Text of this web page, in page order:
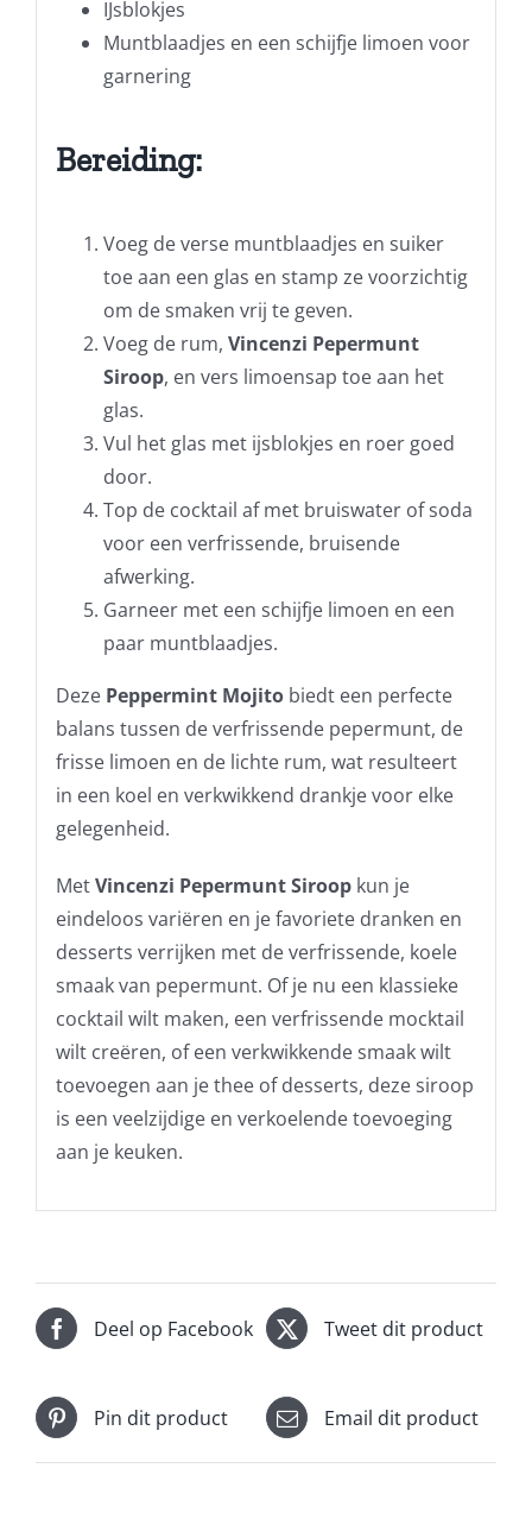
IJsblokjes
Muntblaadjes en een schijfje limoen voor
garnering
Bereiding:
Voeg de verse muntblaadjes en suiker
toe aan een glas en stamp ze voorzichtig
om de smaken vrij te geven.
Voeg de rum, Vincenzi Pepermunt
Siroop, en vers limoensap toe aan het
glas.
Vul het glas met ijsblokjes en roer goed
door.
Top de cocktail af met bruiswater of soda
voor een verfrissende, bruisende
afwerking.
Garneer met een schijfje limoen en een
paar muntblaadjes.
Deze Peppermint Mojitobiedt een perfecte
balans tussen de verfrissende pepermunt, de
frisse limoen en de lichte rum, wat resulteert
in een koel en verkwikkend drankje voor elke
gelegenheid.
MetVincenzi Pepermunt Siroopkun je
eindeloos variëren en je favoriete dranken en
desserts verrijken met de verfrissende, koele
smaak van pepermunt. Of je nu een klassieke
cocktail wilt maken, een verfrissende mocktail
wilt creëren, of een verkwikkende smaak wilt
toevoegen aan je thee of desserts, deze siroop
is een veelzijdige en verkoelende toevoeging
aan je keuken.
Deel op Facebook Tweet dit product
Pin dit product Email dit product